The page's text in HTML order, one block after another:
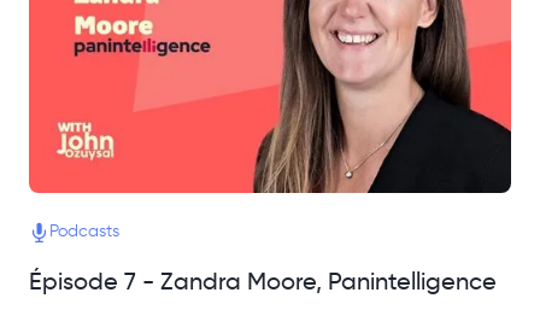
Podcasts
Épisode 7 - Zandra Moore, Panintelligence